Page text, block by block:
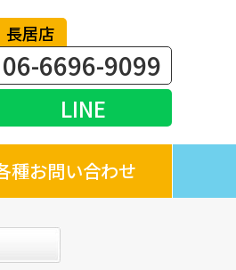
長居店
06-6696-9099
LINE
種お問い合わせ